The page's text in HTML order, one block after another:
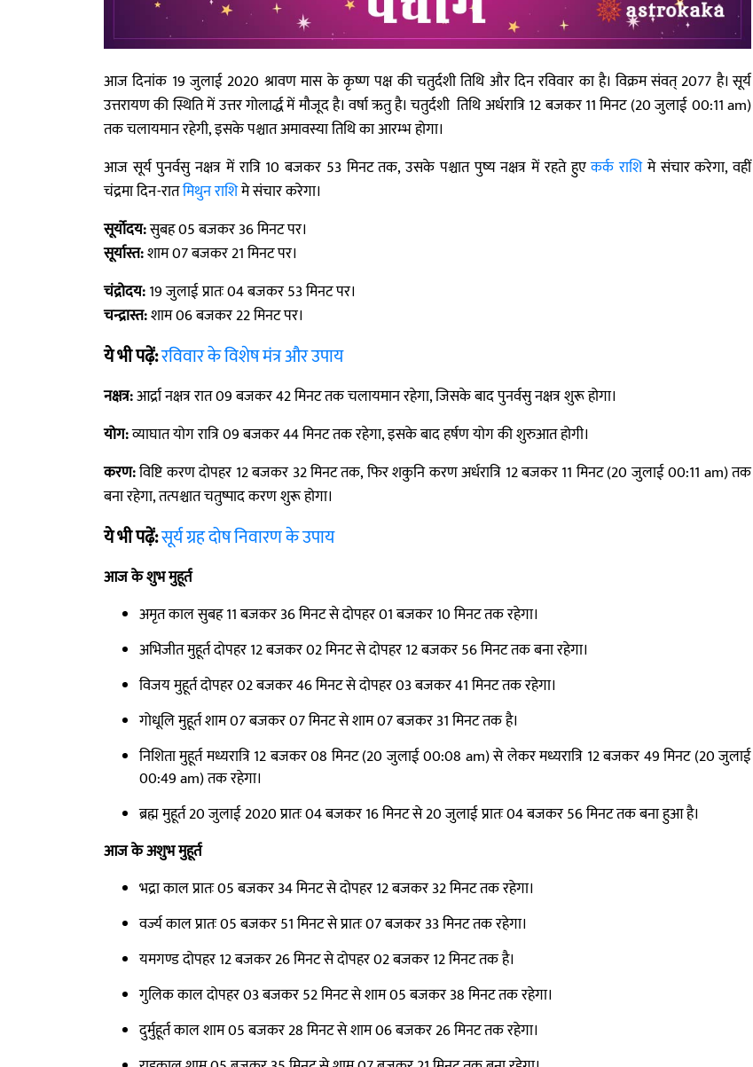
आज दिनांक 19 जुलाई 2020 श्रावण मास के कृष्ण पक्ष की चतुर्दशी तिथि और दिन रविवार का है। विक्रम संवत् 2077 है। सूर्य
उत्तरायण की स्थिति में उत्तर गोलार्द्ध में मौजूद है। वर्षा ऋतु है। चतुर्दशी तिथि अर्धरात्रि 12 बजकर 11 मिनट (20 जुलाई 00:11 am)
तक चलायमान रहेगी, इसके पश्चात अमावस्या तिथि का आरम्भ होगा।
आज सूर्य पुनर्वसु नक्षत्र में रात्रि 10 बजकर 53 मिनट तक, उसके पश्चात पुष्य नक्षत्र में रहते हुएकर्क राशिमे संचार करेगा, वहीं
चंद्रमा दिन-रातमिथुन राशिमे संचार करेगा।
सूर्योदय:सुबह 05 बजकर 36 मिनट पर।
सूर्यास्त:शाम 07 बजकर 21 मिनट पर।
चंद्रोदय:19 जुलाई प्रातः 04 बजकर 53 मिनट पर।
चन्द्रास्त:शाम 06 बजकर 22 मिनट पर।
ये भी पढ़ें:रविवार के विशेष मंत्र और उपाय
नक्षत्र:आर्द्रा नक्षत्र रात 09 बजकर 42 मिनट तक चलायमान रहेगा, जिसके बाद पुनर्वसु नक्षत्र शुरू होगा।
योग:व्याघात योग रात्रि 09 बजकर 44 मिनट तक रहेगा, इसके बाद हर्षण योग की शुरुआत होगी।
करण:विष्टि करण दोपहर 12 बजकर 32 मिनट तक, फिर शकुनि करण अर्धरात्रि 12 बजकर 11 मिनट (20 जुलाई 00:11 am) तक
बना रहेगा, तत्पश्चात चतुष्पाद करण शुरू होगा।
ये भी पढ़ें:सूर्य ग्रह दोष निवारण के उपाय
आज के शुभ मुहूर्त
अमृत काल सुबह 11 बजकर 36 मिनट से दोपहर 01 बजकर 10 मिनट तक रहेगा।
अभिजीत मुहूर्त दोपहर 12 बजकर 02 मिनट से दोपहर 12 बजकर 56 मिनट तक बना रहेगा।
विजय मुहूर्त दोपहर 02 बजकर 46 मिनट से दोपहर 03 बजकर 41 मिनट तक रहेगा।
गोधूलि मुहूर्त शाम 07 बजकर 07 मिनट से शाम 07 बजकर 31 मिनट तक है।
निशिता मुहूर्त मध्यरात्रि 12 बजकर 08 मिनट (20 जुलाई 00:08 am) से लेकर मध्यरात्रि 12 बजकर 49 मिनट (20 जुलाई
00:49 am) तक रहेगा।
ब्रह्म मुहूर्त 20 जुलाई 2020 प्रातः 04 बजकर 16 मिनट से 20 जुलाई प्रातः 04 बजकर 56 मिनट तक बना हुआ है।
आज के अशुभ मुहूर्त
भद्रा काल प्रातः 05 बजकर 34 मिनट से दोपहर 12 बजकर 32 मिनट तक रहेगा।
वर्ज्य काल प्रातः 05 बजकर 51 मिनट से प्रातः 07 बजकर 33 मिनट तक रहेगा।
यमगण्ड दोपहर 12 बजकर 26 मिनट से दोपहर 02 बजकर 12 मिनट तक है।
गुलिक काल दोपहर 03 बजकर 52 मिनट से शाम 05 बजकर 38 मिनट तक रहेगा।
दुर्मुहूर्त काल शाम 05 बजकर 28 मिनट से शाम 06 बजकर 26 मिनट तक रहेगा।